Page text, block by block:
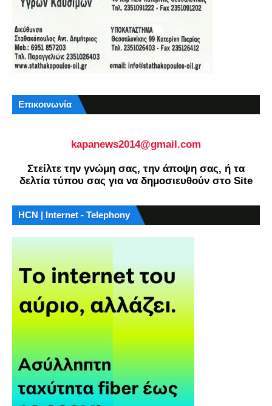
Επικοινωνία
kapanews2014@gmail.com
Στείλτε την γνώμη σας, την άποψη σας, ή τα
δελτία τύπου σας για να δημοσιευθούν στο Site
HCN | Internet - Telephony